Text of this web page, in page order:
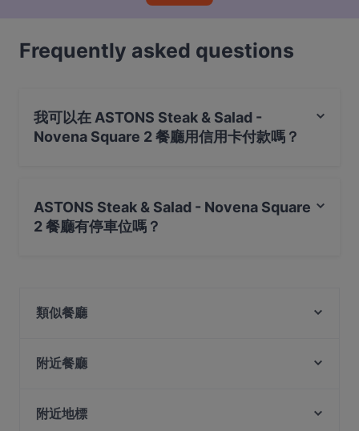
Frequently asked questions
我可以在 ASTONS Steak & Salad -
Novena Square 2 餐廳用信用卡付款嗎？
ASTONS Steak & Salad - Novena Square
2 餐廳有停車位嗎？
類似餐廳
Chimichurri @ Royal Square
7 Tavern
附近餐廳
Restaurant PeraMakan
附近地標